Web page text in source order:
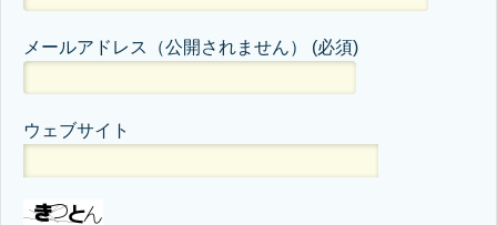
メールアドレス（公開されません） (必須)
ウェブサイト